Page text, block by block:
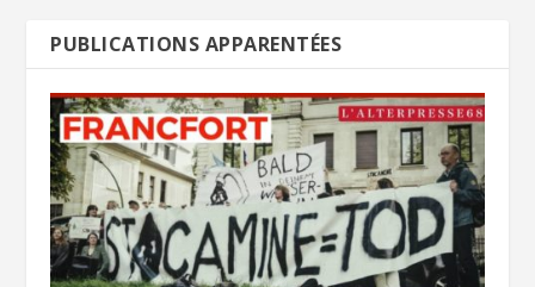
PUBLICATIONS APPARENTÉES